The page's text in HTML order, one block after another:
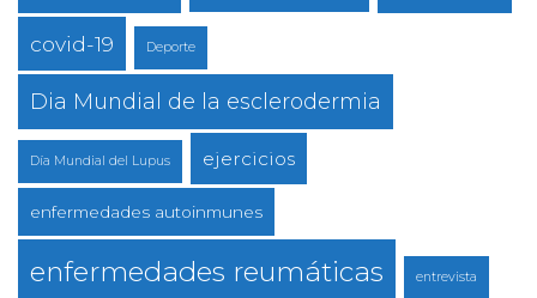
covid-19 Deporte
Dia Mundial de la esclerodermia
Día Mundial del Lupus ejercicios
enfermedades autoinmunes
enfermedades reumáticas entrevista